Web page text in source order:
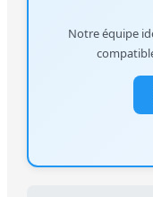
Notre équipe